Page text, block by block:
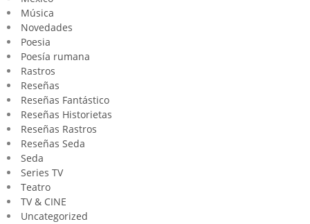
Música
Novedades
Poesia
Poesía rumana
Rastros
Reseñas
Reseñas Fantástico
Reseñas Historietas
Reseñas Rastros
Reseñas Seda
Seda
Series TV
Teatro
TV & CINE
Uncategorized